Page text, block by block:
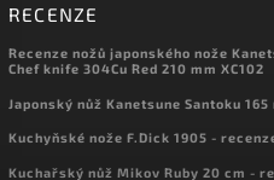
RECENZE
Recenze nožů japonského nože
Chef knife 304Cu Red 210 mm XC102
Japonský nůž Kanetsune Santoku
Kuchyňské nože F.Dick 1905 -
Kuchařský nůž Mikov Ruby 20 cm -